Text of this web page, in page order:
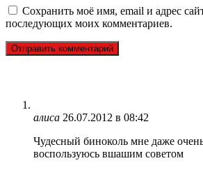
Сохранить моё имя, email и адрес
последующих моих комментариев.
алиса 26.07.2012 в 08:42
Чудесный биноколь мне даже
воспользуюсь вшашим советом